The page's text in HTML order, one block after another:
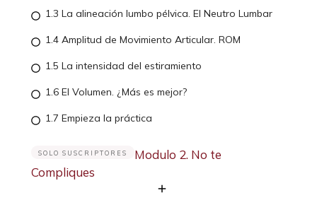
1.3 La alineación lumbo pélvica. El Neutro Lumbar
1.4 Amplitud de Movimiento Articular. ROM
1.5 La intensidad del estiramiento
1.6 El Volumen. ¿Más es mejor?
1.7 Empieza la práctica
SOLO SUSCRIPTORES
Modulo 2. No te
Compliques